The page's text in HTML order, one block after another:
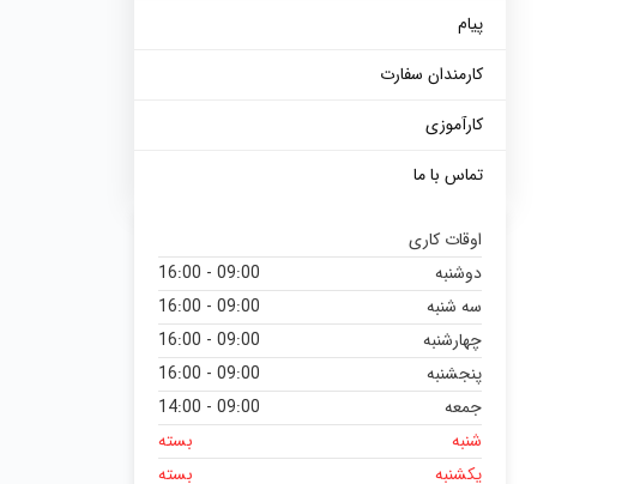
پیام
کارمندان سفارت
کارآموزی
تماس با ما
اوقات کاری
دوشنبه
09:00 - 16:00
سه شنبه
09:00 - 16:00
چهارشنبه
09:00 - 16:00
پنجشنبه
09:00 - 16:00
جمعه
09:00 - 14:00
شنبه
بسته
یکشنبه
بسته